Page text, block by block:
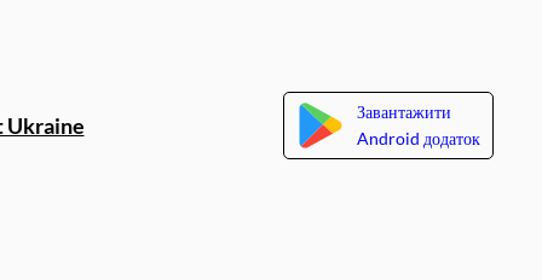
Ukraine
Завантажити
Android додаток